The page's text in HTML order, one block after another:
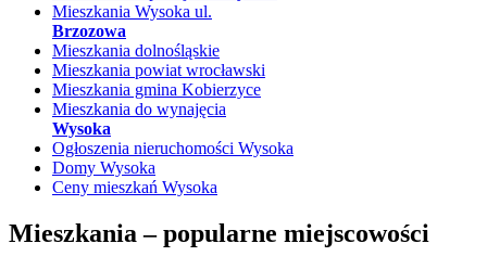
Mieszkania Wysoka ul.
Brzozowa
Mieszkania dolnośląskie
Mieszkania powiat wrocławski
Mieszkania gmina Kobierzyce
Mieszkania do wynajęcia
Wysoka
Ogłoszenia nieruchomości Wysoka
Domy Wysoka
Ceny mieszkań Wysoka
Mieszkania –popularne miejscowości